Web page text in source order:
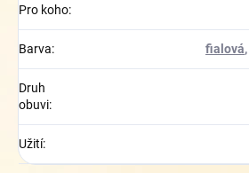
Pro koho:
Barva: fialová,
Druh
obuvi:
Užití: